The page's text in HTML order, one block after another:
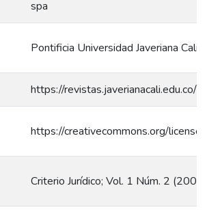
spa
Pontificia Universidad Javeriana Cali
https://
https://creativecommons.org/
Criterio Jurídico; Vol. 1 Núm. 2